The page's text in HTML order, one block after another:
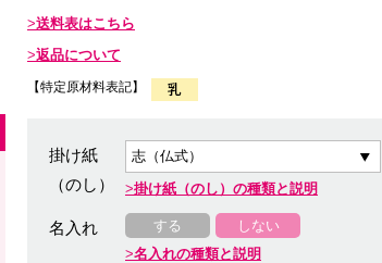
送料表はこちら
返品について
【特定原材料表記】
掛け紙
（のし）
掛け紙（のし）の種類と説明
名入れ する
しない
名入れの種類と説明